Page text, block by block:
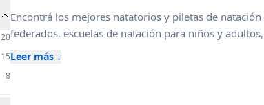
20
15
8
Encontrá los mejores natatorios y piletas de natación
federados, escuelas de natación para niños y
además de centros con aqua gym, waterpolo y
Leer más ↓